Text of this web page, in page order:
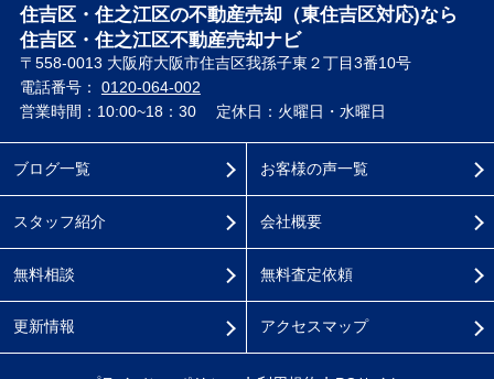
住吉区・住之江区の不動産売却（東住吉区対応)なら
住吉区・住之江区不動産売却ナビ
〒558-0013 大阪府大阪市住吉区我孫子東２丁目3番10号
電話番号： 0120-064-002
営業時間：10:00~18：30
定休日：火曜日・水曜日
ブログ一覧
スタッフ紹介
無料相談
更新情報
お客様の声一覧
会社概要
無料査定依頼
アクセスマップ